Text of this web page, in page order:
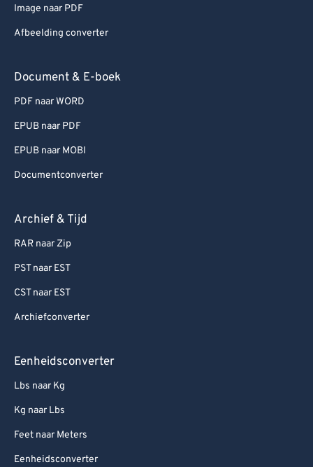
Image naar PDF
Afbeelding converter
Document & E-boek
PDF naar WORD
EPUB naar PDF
EPUB naar MOBI
Documentconverter
Archief & Tijd
RAR naar Zip
PST naar EST
CST naar EST
Archiefconverter
Eenheidsconverter
Lbs naar Kg
Kg naar Lbs
Feet naar Meters
Eenheidsconverter